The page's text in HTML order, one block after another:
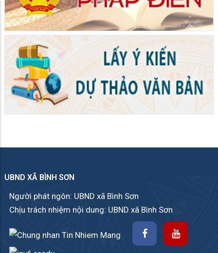
UBND XÃ BÌNH SƠN
Người phát ngôn: UBND xã Bình Sơn
Chịu trách nhiệm nội dung: UBND xã Bình Sơn